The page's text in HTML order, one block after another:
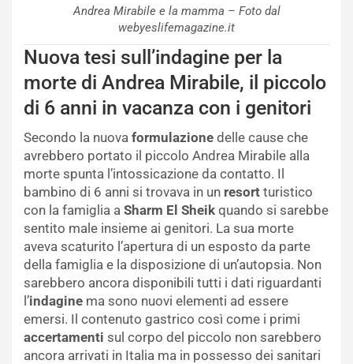
Andrea Mirabile e la mamma – Foto dal
webyeslifemagazine.it
Nuova tesi sull’indagine per la
morte di Andrea Mirabile, il piccolo
di 6 anni in vacanza con i genitori
Secondo la nuova formulazione delle cause che
avrebbero portato il piccolo Andrea Mirabile alla
morte spunta l’intossicazione da contatto. Il
bambino di 6 anni si trovava in un resort turistico
con la famiglia a Sharm El Sheik quando si sarebbe
sentito male insieme ai genitori. La sua morte
aveva scaturito l’apertura di un esposto da parte
della famiglia e la disposizione di un’autopsia. Non
sarebbero ancora disponibili tutti i dati riguardanti
l’indagine ma sono nuovi elementi ad essere
emersi. Il contenuto gastrico così come i primi
accertamenti sul corpo del piccolo non sarebbero
ancora arrivati in Italia ma in possesso dei sanitari